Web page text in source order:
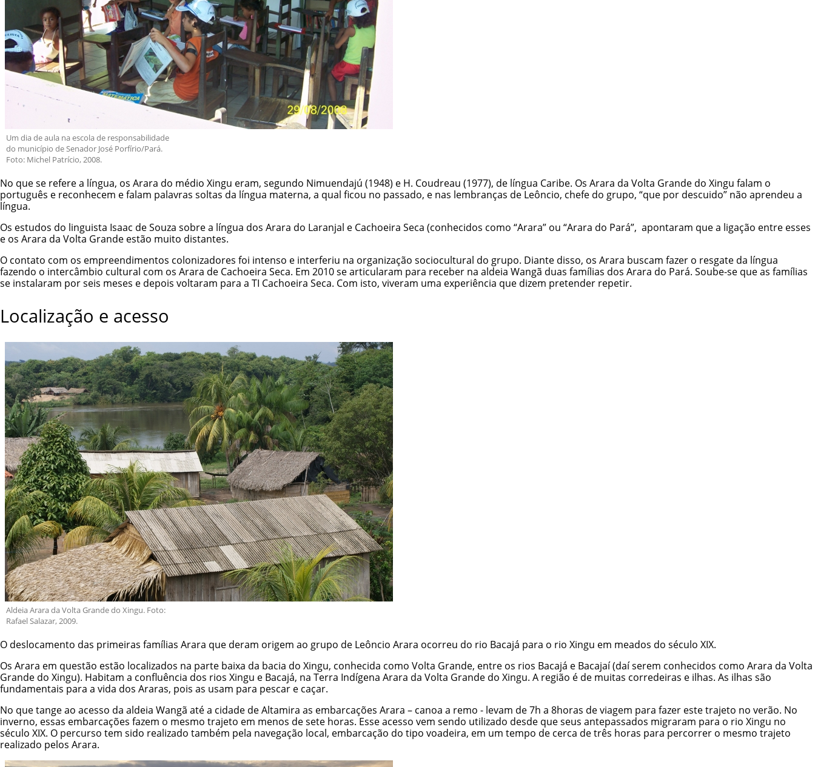
Um dia de aula na escola de responsabilidade
do município de Senador José Porfírio/Pará.
Foto: Michel Patrício, 2008.
No que se refere a língua, os Arara do médio Xingu eram, segundo Nimuendajú (1948) e H. Coudreau (1977), de língua Caribe. Os Arara da Volta Grande do Xingu falam o
português e reconhecem e falam palavras soltas da língua materna, a qual ficou no passado, e nas lembranças de Leôncio, chefe do grupo, “que por descuido” não aprendeu a
língua.
Os estudos do linguista Isaac de Souza sobre a língua dos Arara do Laranjal e Cachoeira Seca (conhecidos como “Arara” ou “Arara do Pará”, apontaram que a ligação entre esses
e os Arara da Volta Grande estão muito distantes.
O contato com os empreendimentos colonizadores foi intenso e interferiu na organização sociocultural do grupo. Diante disso, os Arara buscam fazer o resgate da língua
fazendo o intercâmbio cultural com os Arara de Cachoeira Seca. Em 2010 se articularam para receber na aldeia Wangã duas famílias dos Arara do Pará. Soube-se que as famílias
se instalaram por seis meses e depois voltaram para a TI Cachoeira Seca. Com isto, viveram uma experiência que dizem pretender repetir.
Localização e acesso
Aldeia Arara da Volta Grande do Xingu. Foto:
Rafael Salazar, 2009.
O deslocamento das primeiras famílias Arara que deram origem ao grupo de Leôncio Arara ocorreu do rio Bacajá para o rio Xingu em meados do século XIX.
Os Arara em questão estão localizados na parte baixa da bacia do Xingu, conhecida como Volta Grande, entre os rios Bacajá e Bacajaí (daí serem conhecidos como Arara da Volta
Grande do Xingu). Habitam a confluência dos rios Xingu e Bacajá, na Terra Indígena Arara da Volta Grande do Xingu. A região é de muitas corredeiras e ilhas. As ilhas são
fundamentais para a vida dos Araras, pois as usam para pescar e caçar.
No que tange ao acesso da aldeia Wangã até a cidade de Altamira as embarcações Arara – canoa a remo - levam de 7h a 8horas de viagem para fazer este trajeto no verão. No
inverno, essas embarcações fazem o mesmo trajeto em menos de sete horas. Esse acesso vem sendo utilizado desde que seus antepassados migraram para o rio Xingu no
século XIX. O percurso tem sido realizado também pela navegação local, embarcação do tipo voadeira, em um tempo de cerca de três horas para percorrer o mesmo trajeto
realizado pelos Arara.